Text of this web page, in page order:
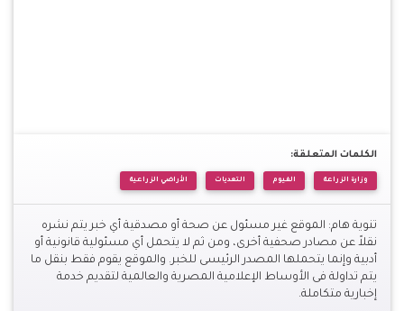
الكلمات المتعلقة:
وزارة الزراعة الفيوم التعديات الأراضي الزراعية
تنوية هام: الموقع غير مسئول عن صحة أو مصدقية أي خبر يتم نشره
نقلاً عن مصادر صحفية أخرى، ومن ثم لا يتحمل أي مسئولية قانونية أو
أدبية وإنما يتحملها المصدر الرئيسى للخبر. والموقع يقوم فقط بنقل ما
يتم تداولة فى الأوساط الإعلامية المصرية والعالمية لتقديم خدمة
إخبارية متكاملة.